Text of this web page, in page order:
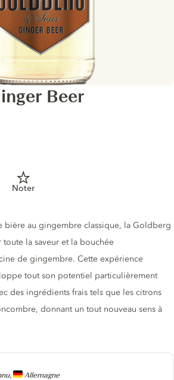
Beer
Noter
Allemagne
bière au gingembre classique, la Goldberg
la saveur et la bouchée
de gingembre. Cette expérience
tout son potentiel particulièrement
des ingrédients frais tels que les citrons
donnant un tout nouveau sens à